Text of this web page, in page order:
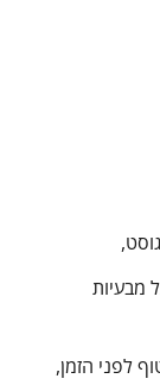
מבעיות
לפני הזמן,